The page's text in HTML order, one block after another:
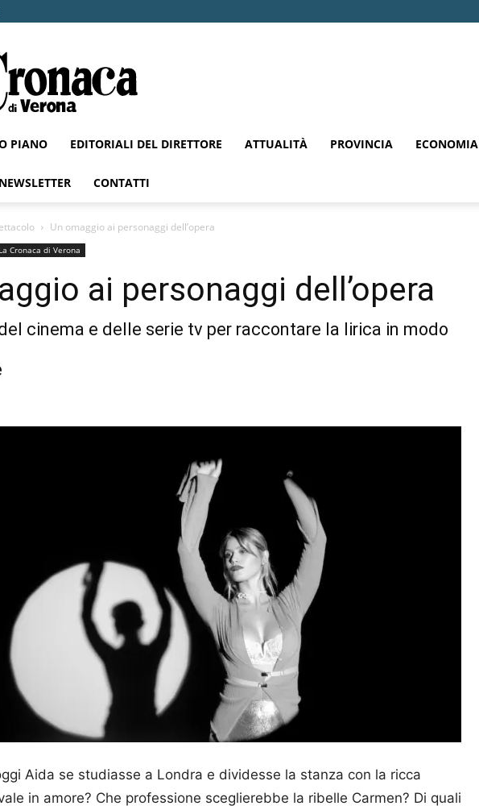
Cronaca
di
Verona
PIANO EDITORIALI DEL DIRETTORE ATTUALITÀ PROVINCIA ECONOMIA
CONTATTI
Un omaggio ai personaggi dell’opera
La Cronaca di Verona
ai personaggi dell’opera
cinema e delle serie tv per raccontare la lirica in modo
Aida se studiasse a Londra e dividesse la stanza con la ricca
in amore? Che professione sceglierebbe la ribelle Carmen? Di quali